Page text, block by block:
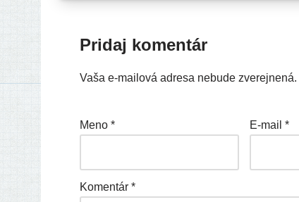
Pridaj komentár
Vaša e-mailová adresa nebude zverejnená.
Meno * E-mail *
Komentár *